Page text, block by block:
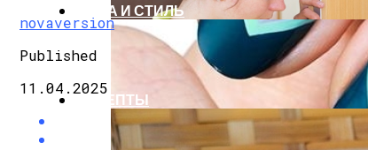
МОДА И СТИЛЬ
РЕЦЕПТЫ
novaversion
Published
11.04.2025